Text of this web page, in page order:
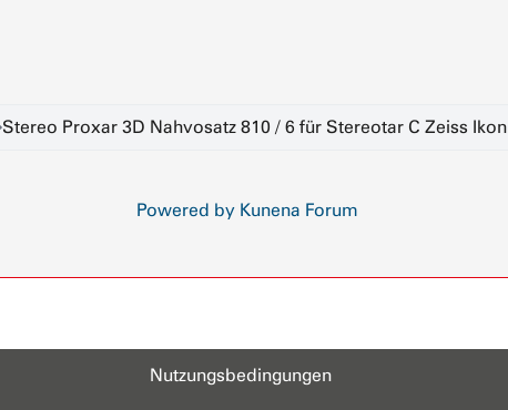
Stereo Proxar 3D Nahvosatz 810 / 6 für Stereotar C Zeiss Ikon
Powered by Kunena Forum
Nutzungsbedingungen